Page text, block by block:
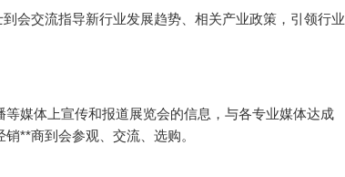
会交流指导新行业发展趋势、相关产业政策，引领行业
媒体上宣传和报道展览会的信息，与各专业媒体达成
**商到会参观、交流、选购。